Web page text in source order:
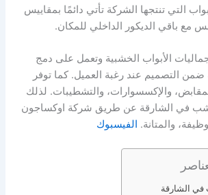
التي تنتجها الشركة تأتي دائمًا بمقاييس
مع باقي الديكور الداخلي للمكان.
الأبواب الخشبية وتعمل على دمج
ضمن التصميم عند رغبة العميل. كما توفر
والإكسسوارات، والتشطيبات. لذلك
في الشارقة عن طريق شركة اوكساجون
والمتانة. الفيسبوك
الشارقة